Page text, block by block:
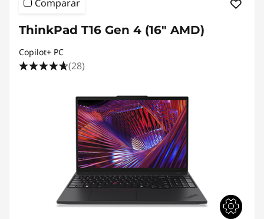
Comparar
ThinkPad T16 Gen 4 (16" AMD)
Copilot+ PC
(28)